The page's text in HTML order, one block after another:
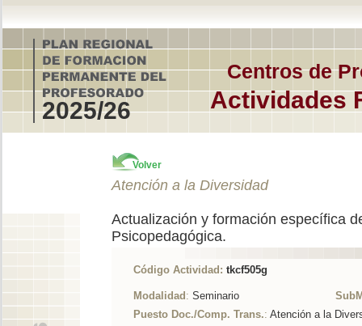
Centros de
Actividades
2025/26
Volver
Atención a la Diversidad
Actualización y formación específica
Psicopedagógica.
Código Actividad: tkcf505g
Modalidad : Seminario
Puesto Doc./Comp. Trans.: Atención a la